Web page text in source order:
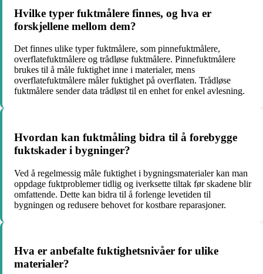
Hvilke typer fuktmålere finnes, og hva er
forskjellene mellom dem?
Det finnes ulike typer fuktmålere, som pinnefuktmålere,
overflatefuktmålere og trådløse fuktmålere. Pinnefuktmålere
brukes til å måle fuktighet inne i materialer, mens
overflatefuktmålere måler fuktighet på overflaten. Trådløse
fuktmålere sender data trådløst til en enhet for enkel avlesning.
Hvordan kan fuktmåling bidra til å forebygge
fuktskader i bygninger?
Ved å regelmessig måle fuktighet i bygningsmaterialer kan man
oppdage fuktproblemer tidlig og iverksette tiltak før skadene blir
omfattende. Dette kan bidra til å forlenge levetiden til
bygningen og redusere behovet for kostbare reparasjoner.
Hva er anbefalte fuktighetsnivåer for ulike
materialer?